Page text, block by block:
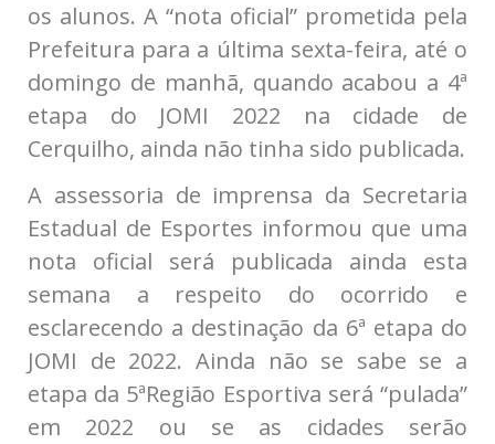
os alunos. A “nota oficial” prometida pela
Prefeitura para a última sexta-feira, até o
domingo de manhã, quando acabou a 4ª
etapa do JOMI 2022 na cidade de
Cerquilho, ainda não tinha sido publicada.
A assessoria de imprensa da Secretaria
Estadual de Esportes informou que uma
nota oficial será publicada ainda esta
semana a respeito do ocorrido e
esclarecendo a destinação da 6ª etapa do
JOMI de 2022. Ainda não se sabe se a
etapa da 5ªRegião Esportiva será “pulada”
em 2022 ou se as cidades serão